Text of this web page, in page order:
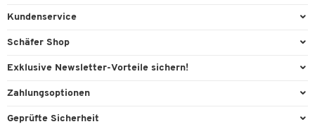
Büroausstattung
Reinigung & Hygiene
Technik
Kundenservice
Direktbestellung
Lieferinformationen
Rufnummernüberblick
Schäfer Shop
AGB
Cookie-Einstellungen
Exklusive Newsletter-Vorteile sichern!
Willkommensgeschenk
Zahlungsoptionen
Paypal
Geprüfte Sicherheit